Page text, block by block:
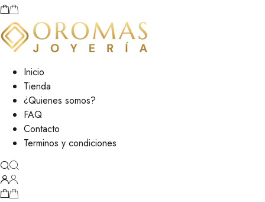
Inicio
Tienda
¿Quienes somos?
FAQ
Contacto
Terminos y condiciones